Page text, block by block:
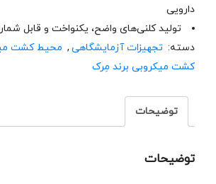
دارویی
تولید کلنی‌های واضح، یکنواخت و قابل
دسته: تجهیزات آزمایشگاهی , محیط کشت
کشت میکروبی برند مِرک
توضیحات
توضیحات